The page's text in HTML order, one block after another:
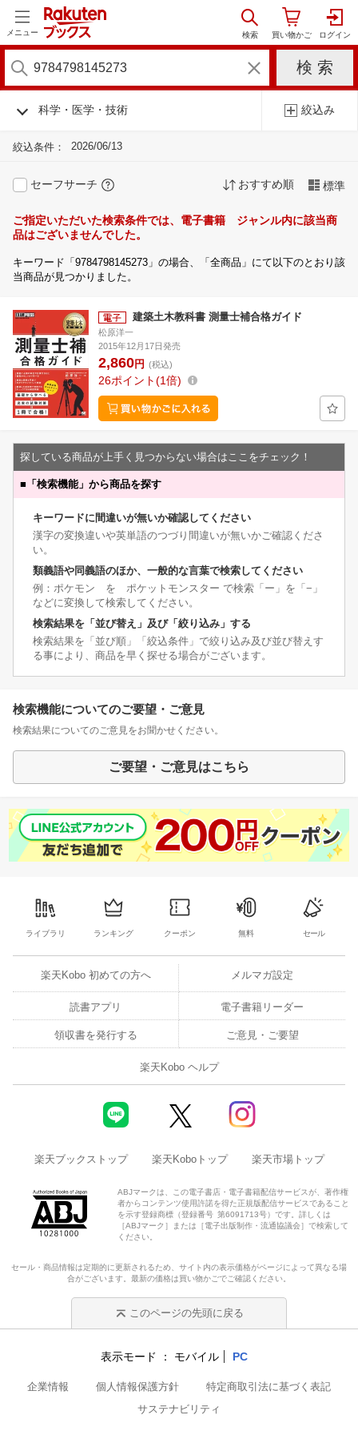
メニュー
科学・医学・技術 絞込み
絞込条件： 2026/06/13
セーフサーチ おすすめ順 標準
ご指定いただいた検索条件では、電子書籍 ジャンル内に該当商
品はございませんでした。
キーワード「9784798145273」の場合、「全商品」にて以下のとおり該
当商品が見つかりました。
建築土木教科書 測量士補合格ガイド
松原洋一
2015年12月17日発売
2,860円 (税込)
26ポイント 1倍
探している商品が上手く見つからない場合はここをチェック！
■ 「検索機能」から商品を探す
キーワードに間違いが無いか確認してください
漢字の変換違いや英単語のつづり間違いが無いかご確認くださ
い。
類義語や同義語のほか、一般的な言葉で検索してください
例：ポケモン を ポケットモンスター で検索「ー」を「−」
などに変換して検索してください。
検索結果を「並び替え」及び「絞り込み」する
検索結果を「並び順」「絞込条件」で絞り込み及び並び替えす
る事により、商品を早く探せる場合がございます。
検索機能についてのご要望・ご意見
検索結果についてのご意見をお聞かせください。
ご要望・ご意見はこちら
ライブラリ ランキング クーポン 無料 セール
楽天Kobo 初めての方へ メルマガ設定
読書アプリ 電子書籍リーダー
領収書を発行する ご意見・ご要望
楽天Kobo ヘルプ
楽天ブックストップ 楽天Koboトップ 楽天市場トップ
ABJマークは、この電子書店・電子書籍配信サービスが、著作権
者からコンテンツ使用許諾を得た正規版配信サービスであること
を示す登録商標（登録番号 第6091713号）です。詳しくは
［ABJマーク］または［電子出版制作・流通協議会］で検索して
ください。
セール・商品情報は定期的に更新されるため、サイト内の表示価格がページによって異なる場
合がございます。最新の価格は買い物かごでご確認ください。
このページの先頭に戻る
表示モード モバイル PC
企業情報 個人情報保護方針
特定商取引法に基づく表記
サステナビリティ